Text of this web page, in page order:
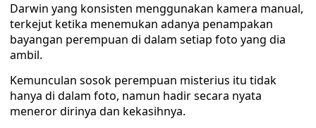
Darwin yang konsisten menggunakan kamera manual,
terkejut ketika menemukan adanya penampakan
bayangan perempuan di dalam setiap foto yang dia
ambil.
Kemunculan sosok perempuan misterius itu tidak
hanya di dalam foto, namun hadir secara nyata
meneror dirinya dan kekasihnya.